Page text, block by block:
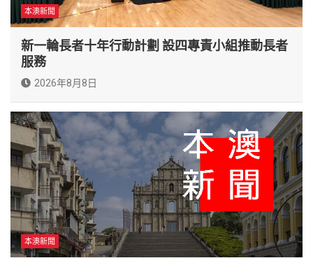
本澳新聞
新一輪長者十年行動計劃 設四專責小組推動長者
服務
2026年8月8日
本澳新聞